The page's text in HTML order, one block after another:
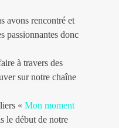
avons rencontré et
passionnantes donc
à travers des
sur notre chaîne
« Mon moment
le début de notre